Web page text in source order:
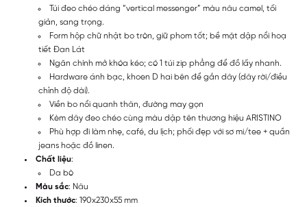
Túi đeo chéo dáng “vertical messenger” màu nâu camel, tối
giản, sang trọng.
Form hộp chữ nhật bo tròn, giữ phom tốt; bề mặt dập nổi hoạ
tiết Đan Lát
Ngăn chính mở khóa kéo; có 1 túi zip phẳng để đồ lấy nhanh.
Hardware ánh bạc, khoen D hai bên để gắn dây (dây rời/điều
chỉnh độ dài).
Viền bo nổi quanh thân, đường may gọn
Kèm dây đeo chéo cùng màu dập tên thương hiệu ARISTINO
Phù hợp đi làm nhẹ, café, du lịch; phối đẹp với sơ mi/tee + quần
jeans hoặc đồ linen.
Chất liệu:
Da bò
Màu sắc: Nâu
Kích thước: 190x230x55 mm